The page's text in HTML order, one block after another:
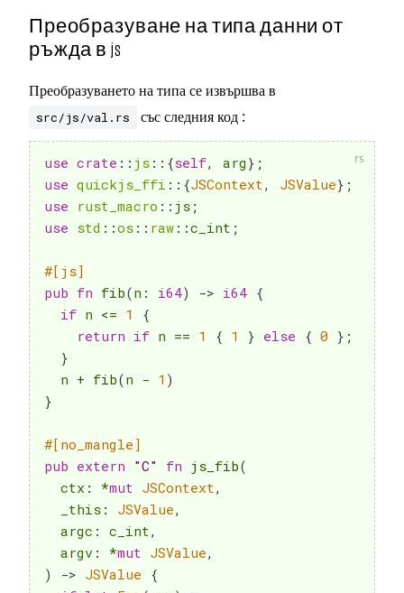
Преобразуване на типа данни от
ръжда в js
Преобразуването на типа се извършва в
src/js/val.rs със следния код :
use crate :: js :: {self, arg } ;
use quickjs_ffi :: {JSContext, JSValue} ;
use rust_macro :: js ;
use std ::os :: raw ::c_int ;
#[js]
pub fn fib(n : i64) -> i64 {
if n <= 1
{
return if n == 1 { 1 } else { 0 } ;
}
  n
+ fib(n - 1 )
}
#[no_mangle]
pub extern "C" fn js_fib(
  ctx
: *mut JSContext,
  _this
: JSValue,
  argc
: c_int,
  argv
: *mut JSValue,
)
-> JSValue {